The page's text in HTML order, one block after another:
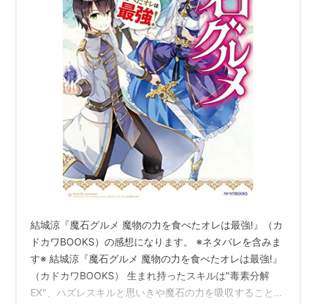
結城涼『魔石グルメ 魔物の力を食べたオレは最強!』（カ
ドカワBOOKS）の感想になります。 ※ネタバレを含みま
す※ 結城涼『魔石グルメ 魔物の力を食べたオレは最強!』
（カドカワBOOKS） 生まれ持ったスキルは"毒素分解
EX"、ハズレスキルと思いきや魔石の力を吸収することが